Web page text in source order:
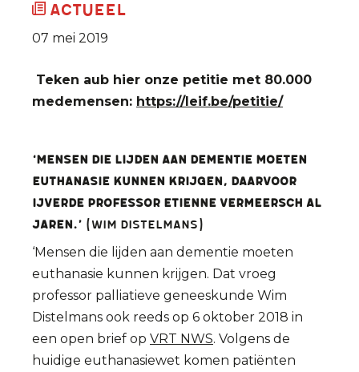
Actueel
07 mei 2019
Teken aub hier onze petitie met 80.000
medemensen: https://leif.be/petitie/
‘Mensen die lijden aan dementie moeten
euthanasie kunnen krijgen, daarvoor
ijverde professor Etienne Vermeersch al
jaren.’ (Wim Distelmans)
‘Mensen die lijden aan dementie moeten
euthanasie kunnen krijgen. Dat vroeg
professor palliatieve geneeskunde Wim
Distelmans ook reeds op 6 oktober 2018 in
een open brief op VRT NWS. Volgens de
huidige euthanasiewet komen patiënten